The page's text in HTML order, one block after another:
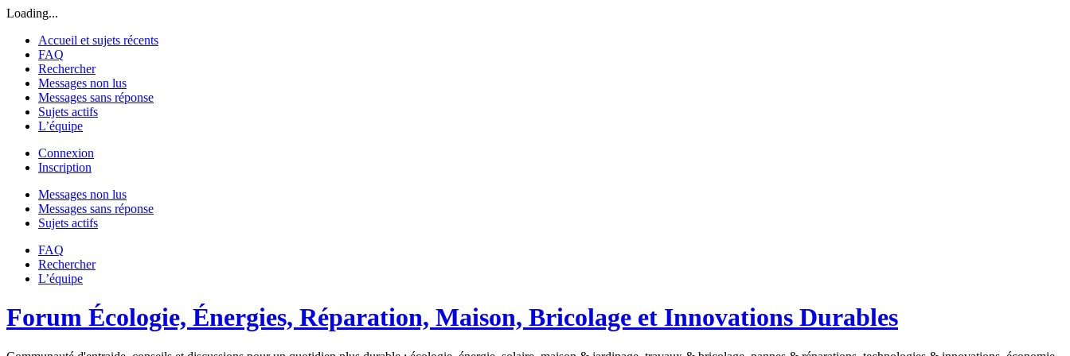
Loading...
Accueil et sujets récents
FAQ
Rechercher
Messages non lus
Messages sans réponse
Sujets actifs
L’équipe
Connexion
Inscription
Messages non lus
Messages sans réponse
Sujets actifs
FAQ
Rechercher
L’équipe
Forum Écologie, Énergies, Réparation, Maison, Bricolage et Innovations Durables